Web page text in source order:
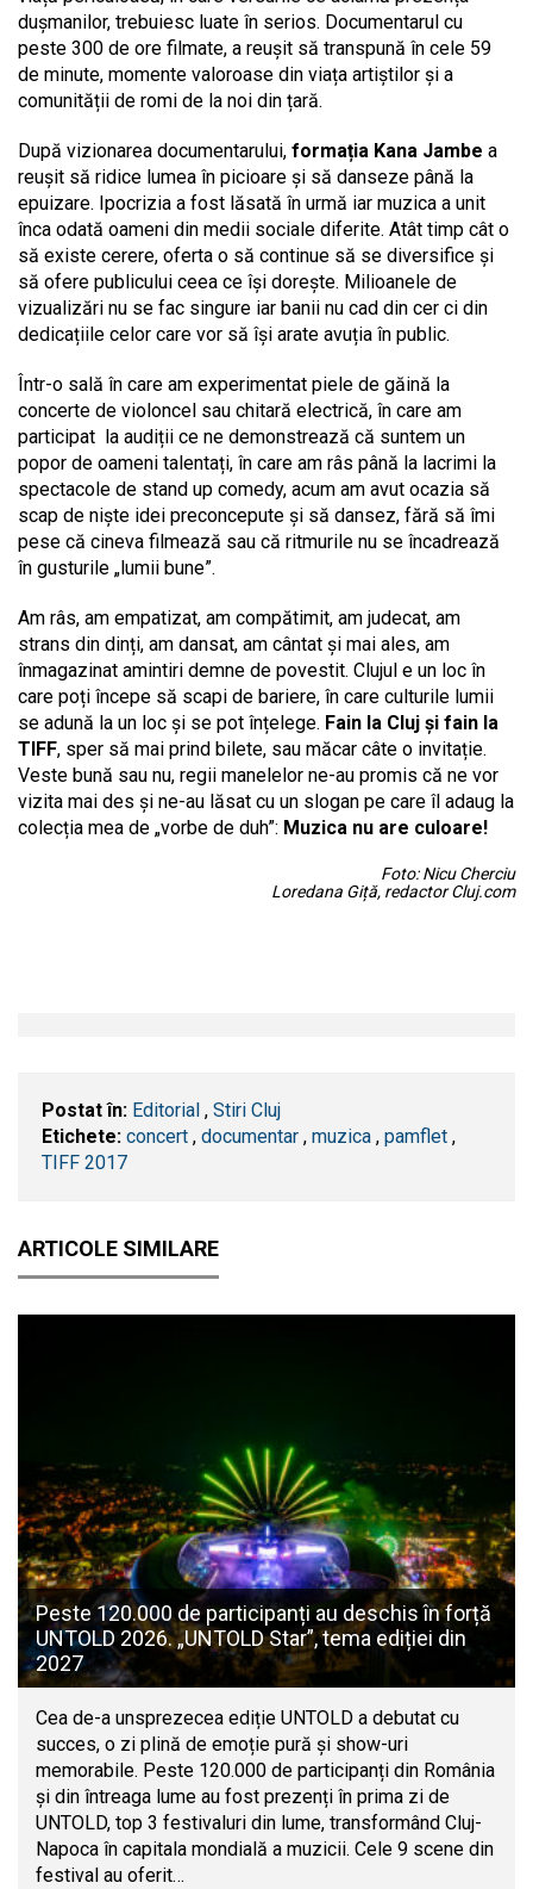
dușmanilor, trebuiesc luate în serios. Documentarul cu
peste 300 de ore filmate, a reușit să transpună în cele 59
de minute, momente valoroase din viața artiștilor și a
comunității de romi de la noi din țară.
După vizionarea documentarului, formația Kana Jambe a
reușit să ridice lumea în picioare și să danseze până la
epuizare. Ipocrizia a fost lăsată în urmă iar muzica a unit
înca odată oameni din medii sociale diferite. Atât timp cât o
să existe cerere, oferta o să continue să se diversifice și
să ofere publicului ceea ce își dorește. Milioanele de
vizualizări nu se fac singure iar banii nu cad din cer ci din
dedicațiile celor care vor să își arate avuția în public.
Într-o sală în care am experimentat piele de găină la
concerte de violoncel sau chitară electrică, în care am
participat la audiții ce ne demonstrează că suntem un
popor de oameni talentați, în care am râs până la lacrimi la
spectacole de stand up comedy, acum am avut ocazia să
scap de niște idei preconcepute și să dansez, fără să îmi
pese că cineva filmează sau că ritmurile nu se încadrează
în gusturile „lumii bune”.
Am râs, am empatizat, am compătimit, am judecat, am
strans din dinți, am dansat, am cântat și mai ales, am
înmagazinat amintiri demne de povestit. Clujul e un loc în
care poți începe să scapi de bariere, în care culturile lumii
se adună la un loc și se pot înțelege. Fain la Cluj și fain la
TIFF, sper să mai prind bilete, sau măcar câte o invitație.
Veste bună sau nu, regii manelelor ne-au promis că ne vor
vizita mai des și ne-au lăsat cu un slogan pe care îl adaug la
colecția mea de „vorbe de duh”: Muzica nu are culoare!
Foto: Nicu Cherciu
Loredana Giță, redactor Cluj.com
Postat în: Editorial , Stiri Cluj
Etichete: concert , documentar , muzica , pamflet ,
TIFF 2017
ARTICOLE SIMILARE
Peste 120.000 de participanți au deschis în forță
UNTOLD 2026. „UNTOLD Star”, tema ediției din
2027
Cea de-a unsprezecea ediție UNTOLD a debutat cu
succes, o zi plină de emoție pură și show-uri
memorabile. Peste 120.000 de participanți din România
și din întreaga lume au fost prezenți în prima zi de
UNTOLD, top 3 festivaluri din lume, transformând Cluj-
Napoca în capitala mondială a muzicii. Cele 9 scene din
festival au oferit…